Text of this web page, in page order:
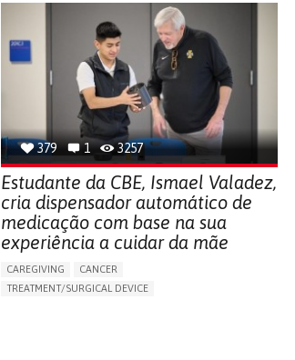
REGAINING SENSORY FUNCTION
PROMOTING SELF-MANAGEMENT
PREVENTING (VACCINATION, PROTECTION, FALLS,
RESEARCH/MAPPING)
CAREGIVING SUPPORT
OPHTHALMOLOGY
379 1 3257
Estudante da CBE, Ismael Valadez,
cria dispensador automático de
medicação com base na sua
experiência a cuidar da mãe
CAREGIVING
CANCER
TREATMENT/SURGICAL DEVICE